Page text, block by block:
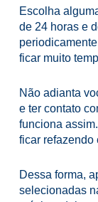
Escolha
de 24 horas e
ficar muito
Não adianta
e ter contato
funciona
ficar refazendo
Dessa forma,
selecionadas